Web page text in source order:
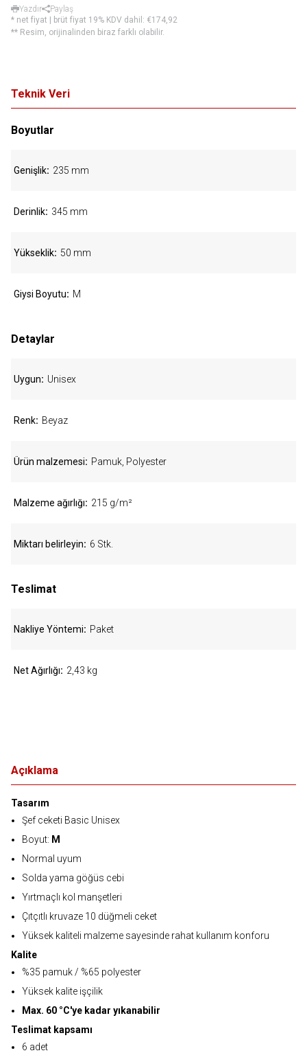
Yazdır
Paylaş
* net fiyat | brüt fiyat 19% KDV dahil: €174,92
** Resim, orijinalinden biraz farklı olabilir.
Açıklama
Tasarım
Şef ceketi Basic Unisex
Boyut: M
Normal uyum
Solda yama göğüs cebi
Yırtmaçlı kol manşetleri
Çıtçıtlı kruvaze 10 düğmeli ceket
Yüksek kaliteli malzeme sayesinde rahat kullanım konforu
Kalite
%35 pamuk / %65 polyester
Yüksek kalite işçilik
Max. 60 °C'ye kadar yıkanabilir
Teslimat kapsamı
6 adet
Teknik Veri
Boyutlar
Genişlik 235 mm
Derinlik 345 mm
Yükseklik 50 mm
Giysi Boyutu M
Detaylar
Uygun Unisex
Renk Beyaz
Ürün malzemesi Pamuk, Polyester
Malzeme ağırlığı 215 g/m²
Miktarı belirleyin 6 Stk.
Teslimat
Nakliye Yöntemi Paket
Net Ağırlığı 2,43 kg